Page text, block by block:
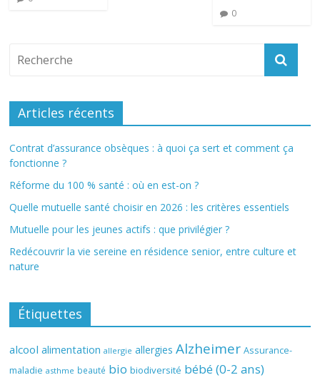
0
Articles récents
Contrat d’assurance obsèques : à quoi ça sert et comment ça
fonctionne ?
Réforme du 100 % santé : où en est-on ?
Quelle mutuelle santé choisir en 2026 : les critères essentiels
Mutuelle pour les jeunes actifs : que privilégier ?
Redécouvrir la vie sereine en résidence senior, entre culture et
nature
Étiquettes
alcool alimentation allergie allergies Alzheimer Assurance-
maladie asthme beauté bio biodiversité bébé (0-2 ans)